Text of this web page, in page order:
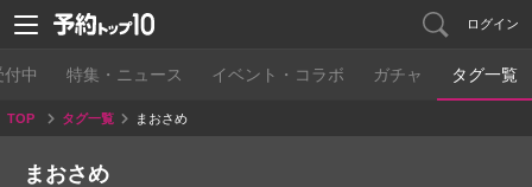
ログイン
中 特集・ニュース イベント・コラボ ガチャ タグ一覧
TOP タグ一覧 まおさめ
まおさめ